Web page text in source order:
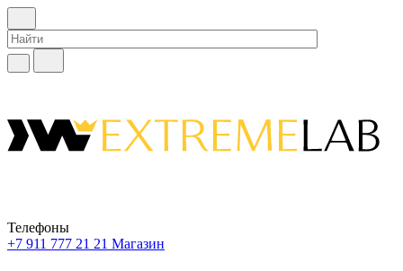
Телефоны
+7 911 777 21 21 Магазин